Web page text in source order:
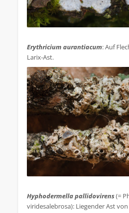
Erythricium aurantiacum: Auf
Larix-Ast.
Hyphodermella pallidovirens(=
viridesalebrosa): Liegender Ast